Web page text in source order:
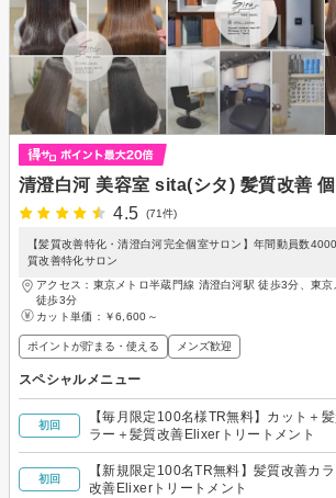
清澄白河 美容室 sita(シタ) 髪質改善
4.5
(71件)
【髪質改善特化・清澄白河完全個室サロン】年間動員数
質改善特化サロン
アクセス：東京メトロ半蔵門線 清澄白河駅 徒歩3分、東
徒歩3分
カット単価： ￥6,600～
ポイントが貯まる・使える メンズ歓迎
スペシャルメニュー
初回
【毎月限定100名様TR無料】カット＋
ラー＋髪質改善Elixerトリートメント
初回
【新規限定100名TR無料】髪質改善カ
改善Elixerトリートメント